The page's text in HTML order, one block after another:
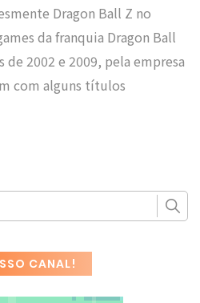
Dragon Ball Z no
da franquia Dragon Ball
2002 e 2009, pela empresa
com alguns títulos
CANAL!